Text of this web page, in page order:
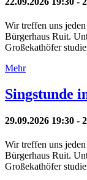
Wir treffen uns
Bürgerhaus Ruit.
Großekathöfer
Mehr
Singstunde
29.09.2026 19:30 -
Wir treffen uns
Bürgerhaus Ruit.
Großekathöfer